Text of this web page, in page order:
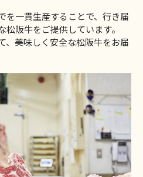
を一貫生産することで、行き届
阪牛をご提供しています。
、美味しく安全な松阪牛をお届